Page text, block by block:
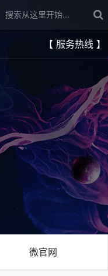
【 服务热线 】
微官网